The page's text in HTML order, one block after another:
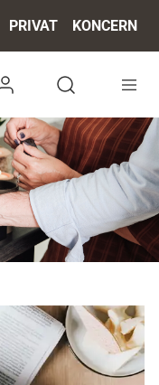
PRIVAT KONCERN
Log ind